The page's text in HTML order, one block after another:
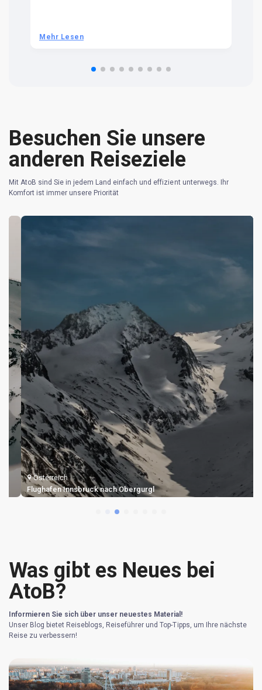
Mehr Lesen
Besuchen Sie unsere
anderen Reiseziele
Mit AtoB sind Sie in jedem Land einfach und effizient unterwegs. Ihr
Komfort ist immer unsere Priorität
Österreich
Flughafen Innsbruck nach Obergurgl
Was gibt es Neues bei
AtoB?
Informieren Sie sich über unser neuestes Material!
Unser Blog bietet Reiseblogs, Reiseführer und Top-Tipps, um Ihre nächste
Reise zu verbessern!